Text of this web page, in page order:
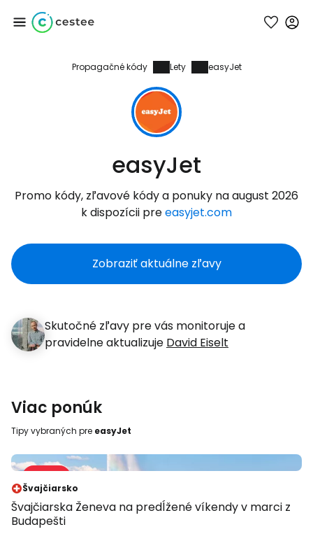
Propagačné kódy Lety easyJet
easyJet
Promo kódy, zľavové kódy a ponuky na august 2026
k dispozícii preeasyjet.com
Zobraziť aktuálne zľavy
Skutočné zľavy pre vás monitoruje a
pravidelne aktualizuje David Eiselt
Viac ponúk
Tipy vybraných pre easyJet
Predaj 48 %
Švajčiarsko
Švajčiarska Ženeva na predĺžené víkendy v marci z
Budapešti
Prihláste sa do
služby Cestee
... celosvetovej komunity cestovateľov
Pokračovať so službou Google
Pokračovať na Facebooku